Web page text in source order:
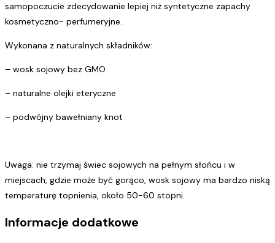
samopoczucie zdecydowanie lepiej niż syntetyczne zapachy
kosmetyczno- perfumeryjne.
Wykonana z naturalnych składników:
– wosk sojowy bez GMO
– naturalne olejki eteryczne
– podwójny bawełniany knot
Uwaga: nie trzymaj świec sojowych na pełnym słońcu i w
miejscach, gdzie może być gorąco, wosk sojowy ma bardzo niską
temperaturę topnienia, około 50-60 stopni.
Informacje dodatkowe